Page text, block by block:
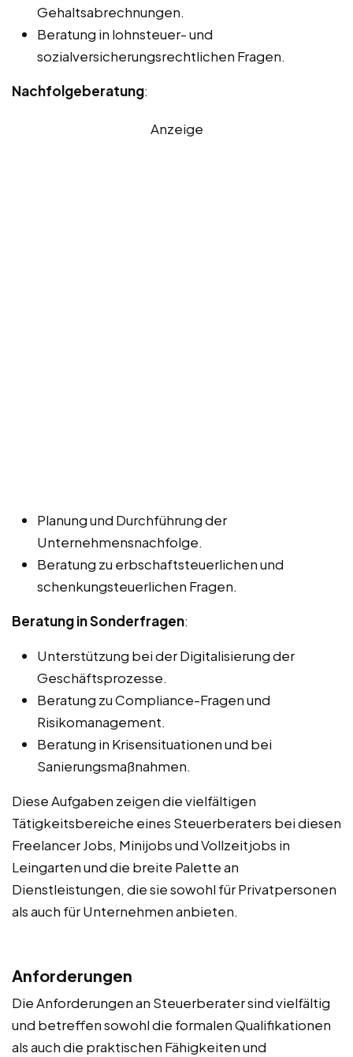
Gehaltsabrechnungen.
Beratung in lohnsteuer- und
sozialversicherungsrechtlichen Fragen.
Nachfolgeberatung:
Anzeige
Planung und Durchführung der
Unternehmensnachfolge.
Beratung zu erbschaftsteuerlichen und
schenkungsteuerlichen Fragen.
Beratung in Sonderfragen:
Unterstützung bei der Digitalisierung der
Geschäftsprozesse.
Beratung zu Compliance-Fragen und
Risikomanagement.
Beratung in Krisensituationen und bei
Sanierungsmaßnahmen.
Diese Aufgaben zeigen die vielfältigen
Tätigkeitsbereiche eines Steuerberaters bei diesen
Freelancer Jobs, Minijobs und Vollzeitjobs in
Leingarten und die breite Palette an
Dienstleistungen, die sie sowohl für Privatpersonen
als auch für Unternehmen anbieten.
Anforderungen
Die Anforderungen an Steuerberater sind vielfältig
und betreffen sowohl die formalen Qualifikationen
als auch die praktischen Fähigkeiten und